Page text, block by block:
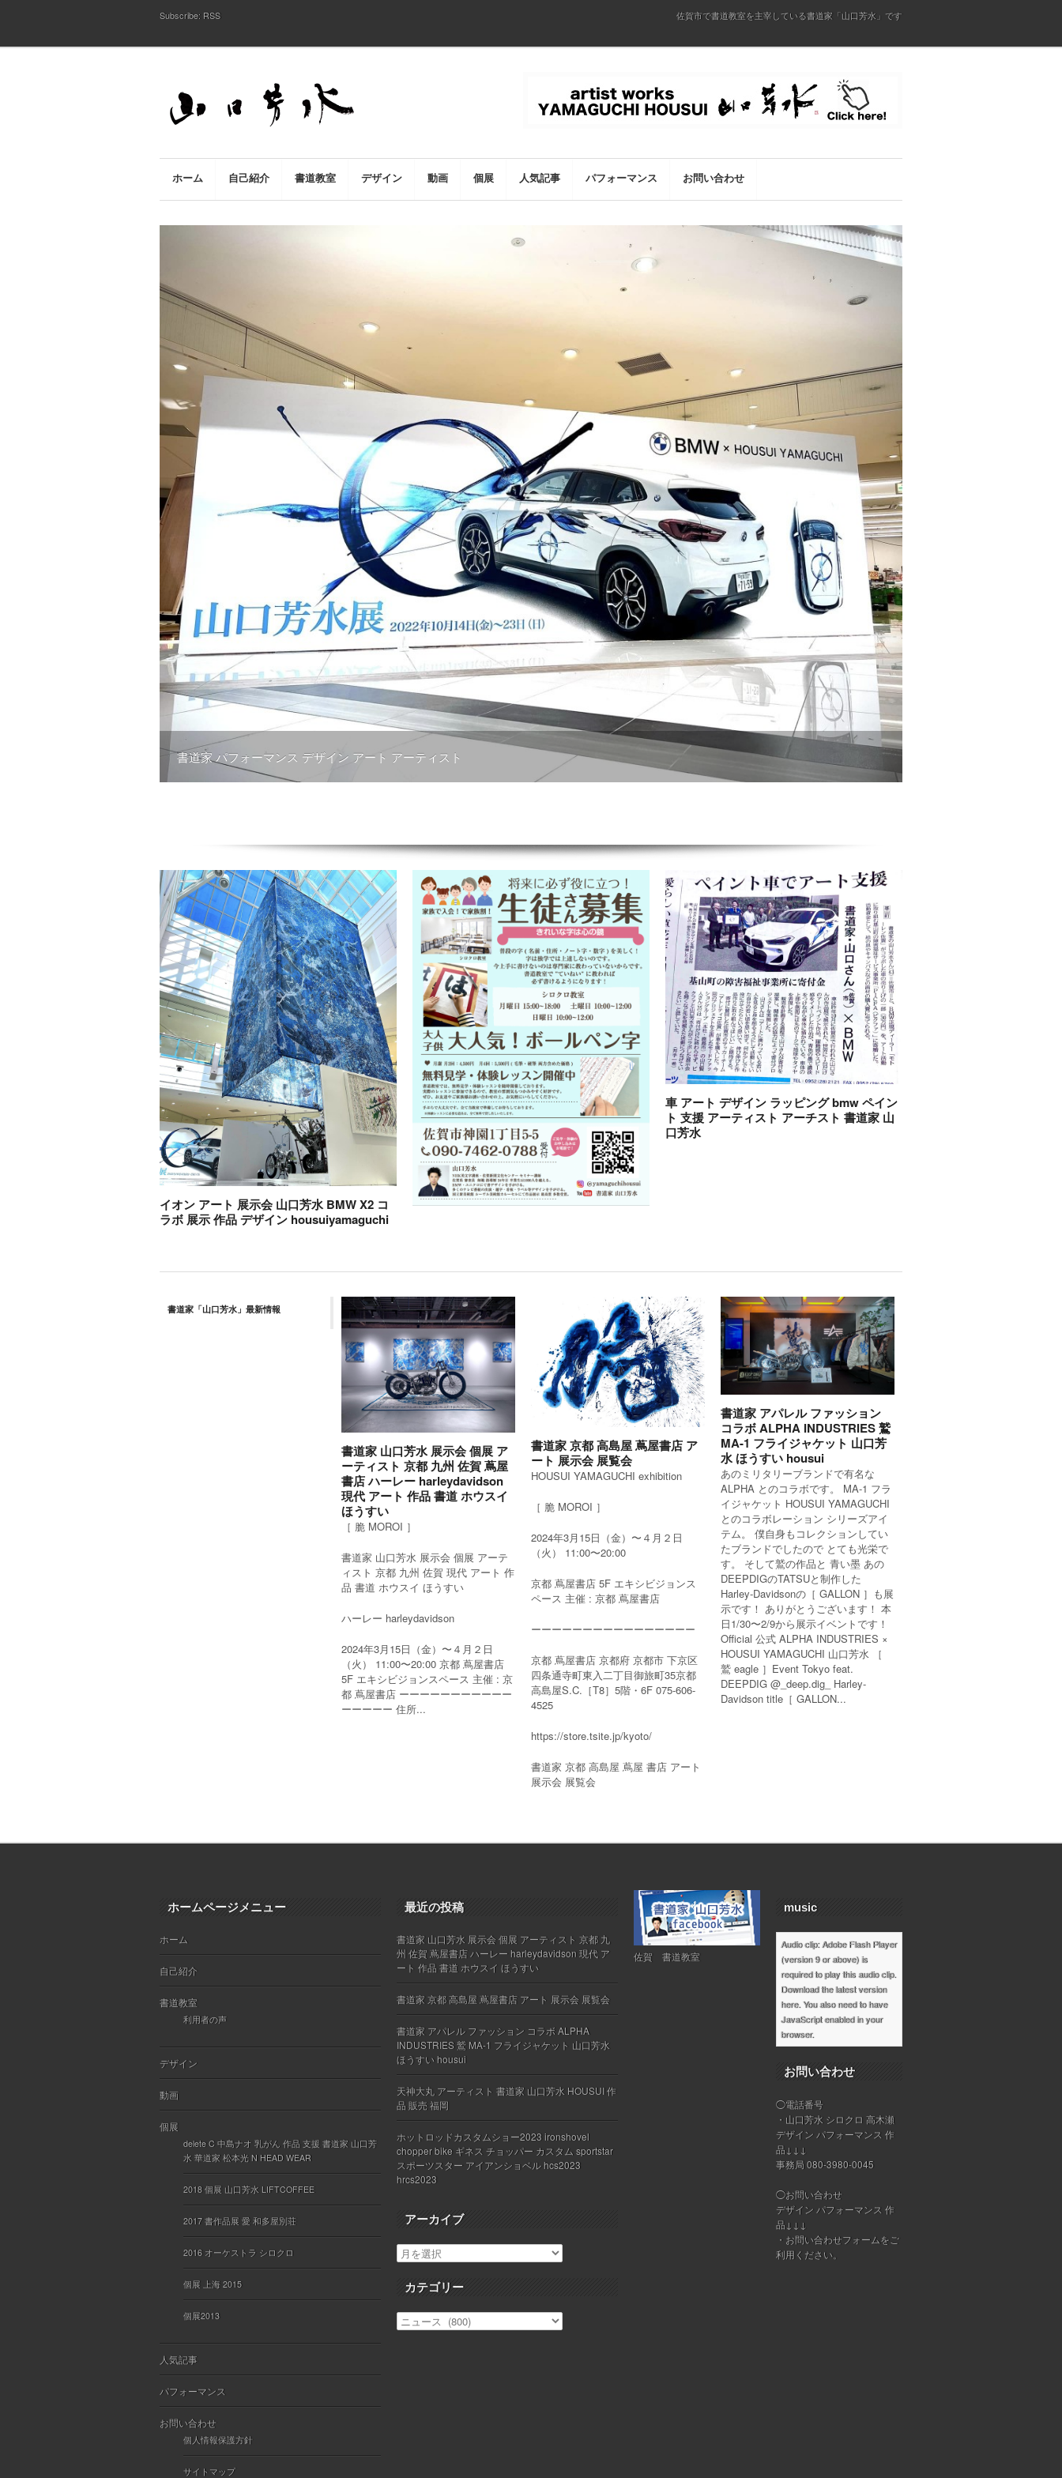
Subscribe: RSS 佐賀市で書道教室を主宰している書道家「山口芳水」です
ホーム 自己紹介 書道教室 デザイン 動画 個展 人気記事 パフォーマンス お問い合わせ
書道家 パフォーマンス デザイン アート アーティスト
イオン アート 展示会 山口芳水 BMW X2 コ
ラボ 展示 作品 デザイン housuiyamaguchi
車 アート デザイン ラッピング bmw ペイン
ト 支援 アーティスト アーチスト 書道家 山
口芳水
書道家「山口芳水」最新情報
書道家 山口芳水 展示会 個展 ア
ーティスト 京都 九州 佐賀 蔦屋
書店 ハーレー harleydavidson
現代 アート 作品 書道 ホウスイ
ほうすい
［ 脆 MOROI ］
書道家 山口芳水 展示会 個展 アーテ
ィスト 京都 九州 佐賀 現代 アート 作
品 書道 ホウスイ ほうすい
ハーレー harleydavidson
2024年3月15日（金）〜４月２日
（火） 11:00〜20:00 京都 蔦屋書店
5F エキシビジョンスペース 主催 : 京
都 蔦屋書店 ーーーーーーーーーーー
ーーーーー 住所...
書道家 京都 高島屋 蔦屋書店 ア
ート 展示会 展覧会
HOUSUI YAMAGUCHI exhibition
［ 脆 MOROI ］
2024年3月15日（金）〜４月２日
（火） 11:00〜20:00
京都 蔦屋書店 5F エキシビジョンス
ペース 主催 : 京都 蔦屋書店
ーーーーーーーーーーーーーーーー
京都 蔦屋書店 京都府 京都市 下京区
四条通寺町東入二丁目御旅町35京都
高島屋S.C.［T8］5階・6F 075-606-
4525
https://store.tsite.jp/kyoto/
書道家 京都 高島屋 蔦屋 書店 アート
展示会 展覧会
書道家 アパレル ファッション
コラボ ALPHA INDUSTRIES 鷲
MA-1 フライジャケット 山口芳
水 ほうすい housui
あのミリタリーブランドで有名な
ALPHA とのコラボです。 MA-1 フラ
イジャケット HOUSUI YAMAGUCHI
とのコラボレーション シリーズアイ
テム。 僕自身もコレクションしてい
たブランドでしたので とても光栄で
す。 そして鷲の作品と 青い墨 あの
DEEPDIGのTATSUと制作した
Harley-Davidsonの［ GALLON ］も展
示です！ ありがとうございます！ 本
日1/30〜2/9から展示イベントです！
Official 公式 ALPHA INDUSTRIES ×
HOUSUI YAMAGUCHI 山口芳水 ［
鷲 eagle ］Event Tokyo feat.
DEEPDIG @_deep.dig_ Harley-
Davidson title［ GALLON...
ホームページメニュー
ホーム
自己紹介
書道教室
利用者の声
デザイン
動画
個展
delete C 中島ナオ 乳がん 作品 支援 書道家 山口芳
水 華道家 松本光 N HEAD WEAR
2018 個展 山口芳水 LIFTCOFFEE
2017 書作品展 愛 和多屋別荘
2016 オーケストラ シロクロ
個展 上海 2015
個展2013
人気記事
パフォーマンス
お問い合わせ
個人情報保護方針
サイトマップ
最近の投稿
書道家 山口芳水 展示会 個展 アーティスト 京都 九
州 佐賀 蔦屋書店 ハーレー harleydavidson 現代 ア
ート 作品 書道 ホウスイ ほうすい
書道家 京都 高島屋 蔦屋書店 アート 展示会 展覧会
書道家 アパレル ファッション コラボ ALPHA
INDUSTRIES 鷲 MA-1 フライジャケット 山口芳水
ほうすい housui
天神大丸 アーティスト 書道家 山口芳水 HOUSUI 作
品 販売 福岡
ホットロッドカスタムショー2023 ironshovel
chopper bike ギネス チョッパー カスタム sportstar
スポーツスター アイアンショベル hcs2023
hrcs2023
アーカイブ
カテゴリー
佐賀 書道教室
music
Audio clip: Adobe Flash Player
(version 9 or above) is
required to play this audio clip.
Download the latest version
here. You also need to have
JavaScript enabled in your
browser.
お問い合わせ
◯電話番号
・山口芳水 シロクロ 高木瀬
デザイン パフォーマンス 作
品↓↓↓
事務局 080-3980-0045
◯お問い合わせ
デザイン パフォーマンス 作
品↓↓↓
・ お問い合わせフォームをご
利用ください。